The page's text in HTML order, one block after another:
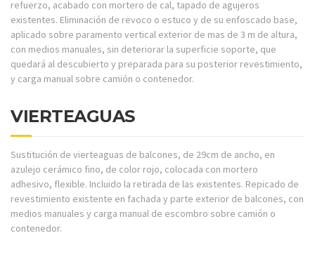
refuerzo, acabado con mortero de cal, tapado de agujeros
existentes. Eliminación de revoco o estuco y de su enfoscado base,
aplicado sobre paramento vertical exterior de mas de 3 m de altura,
con medios manuales, sin deteriorar la superficie soporte, que
quedará al descubierto y preparada para su posterior revestimiento,
y carga manual sobre camión o contenedor.
VIERTEAGUAS
Sustitución de vierteaguas de balcones, de 29cm de ancho, en
azulejo cerámico fino, de color rojo, colocada con mortero
adhesivo, flexible. Incluido la retirada de las existentes. Repicado de
revestimiento existente en fachada y parte exterior de balcones, con
medios manuales y carga manual de escombro sobre camión o
contenedor.